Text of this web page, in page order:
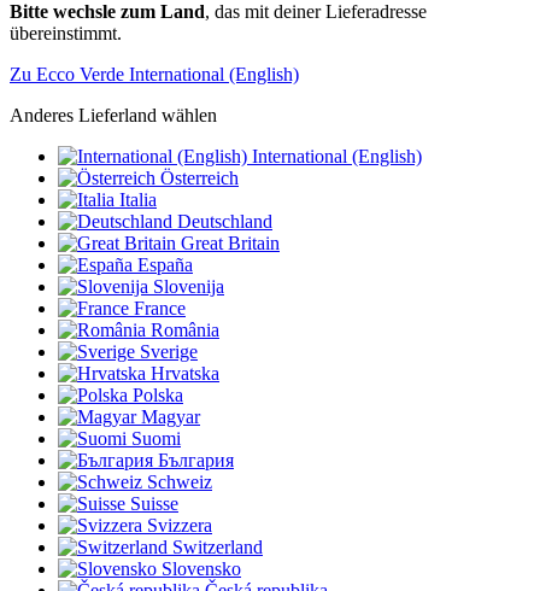
Bitte wechsle zum Land, das mit deiner Lieferadresse
übereinstimmt.
Zu Ecco Verde International (English)
Anderes Lieferland wählen
International (English)
Österreich
Italia
Deutschland
Great Britain
España
Slovenija
France
România
Sverige
Hrvatska
Polska
Magyar
Suomi
България
Schweiz
Suisse
Svizzera
Switzerland
Slovensko